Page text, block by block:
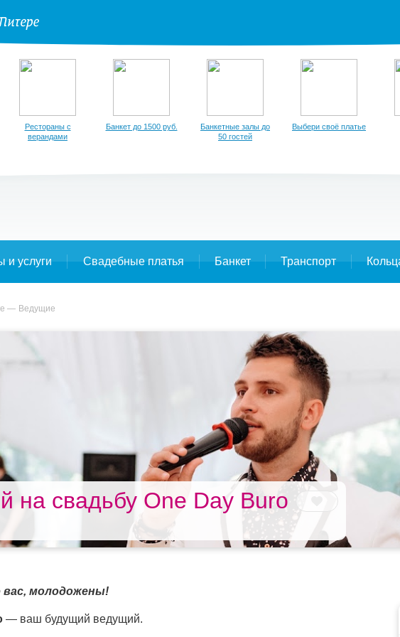
Рестораны с
верандами
Банкет до 1500 руб.
Банкетные залы до
50 гостей
Выбери своё платье
и услуги Свадебные платья Банкет Транспорт
Ведущие
на свадьбу One Day Buro
молодожены!
— ваш будущий ведущий.